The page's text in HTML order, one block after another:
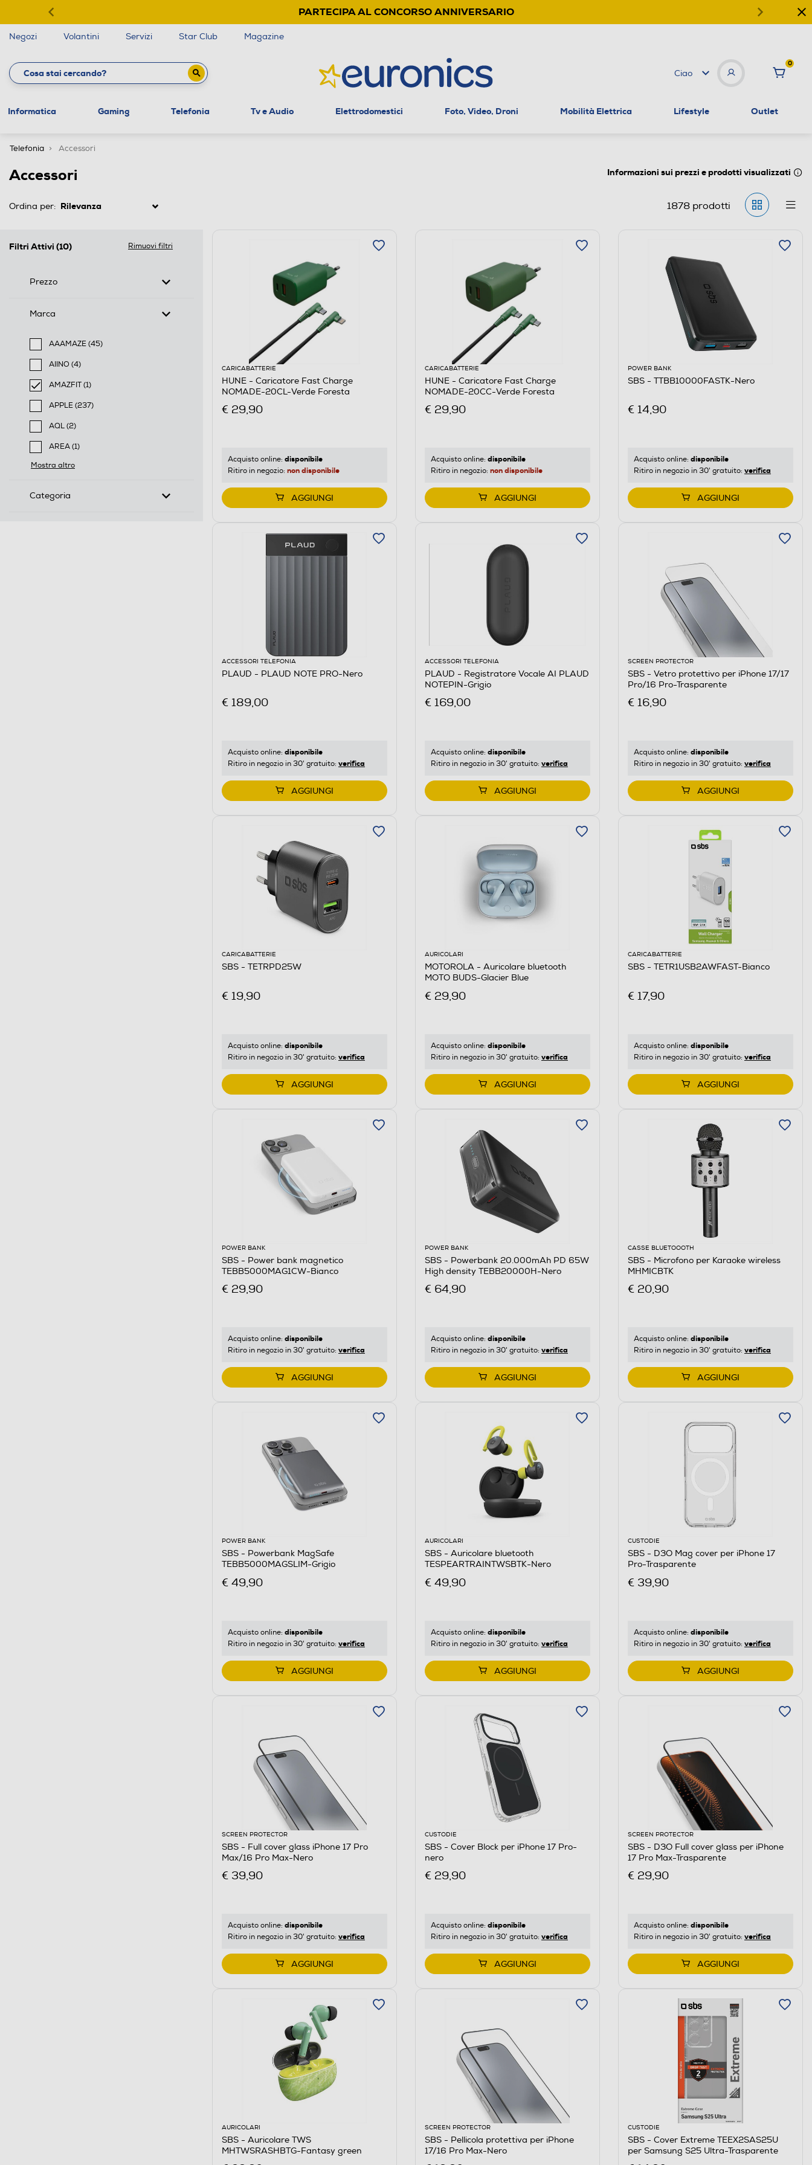
PARTECIPA AL CONCORSO ANNIVERSARIO
Negozi Volantini Servizi Star Club Magazine
Ciao
0
Informatica Gaming Telefonia Tv e Audio Elettrodomestici Foto, Video, Droni Mobilità Elettrica Lifestyle Outlet
Telefonia Accessori
Accessori Informazioni sui prezzi e prodotti visualizzati
Ordina per: 1878prodotti
Filtri Attivi (10) Rimuovi filtri
Prezzo
Marca
AAAMAZE (45)
Filtra per Marca: AAAMAZE
AIINO (4)
Filtra per Marca: AIINO
AMAZFIT (1)
selected Filtro applicato per Marca: AMAZFIT
APPLE (237)
Filtra per Marca: APPLE
AQL (2)
Filtra per Marca: AQL
AREA (1)
Filtra per Marca: AREA
Mostra altro
Categoria
CARICABATTERIE
HUNE - Caricatore Fast Charge
NOMADE-20CL-Verde Foresta
€ 29,90
Acquisto online: disponibile
Ritiro in negozio: non disponibile
AGGIUNGI
CARICABATTERIE
HUNE - Caricatore Fast Charge
NOMADE-20CC-Verde Foresta
€ 29,90
Acquisto online: disponibile
Ritiro in negozio: non disponibile
AGGIUNGI
POWER BANK
SBS - TTBB10000FASTK-Nero
€ 14,90
Acquisto online: disponibile
Ritiro in negozio in 30' gratuito: verifica
AGGIUNGI
ACCESSORI TELEFONIA
PLAUD - PLAUD NOTE PRO-Nero
€ 189,00
Acquisto online: disponibile
Ritiro in negozio in 30' gratuito: verifica
AGGIUNGI
ACCESSORI TELEFONIA
PLAUD - Registratore Vocale AI PLAUD
NOTEPIN-Grigio
€ 169,00
Acquisto online: disponibile
Ritiro in negozio in 30' gratuito: verifica
AGGIUNGI
SCREEN PROTECTOR
SBS - Vetro protettivo per iPhone 17/17
Pro/16 Pro-Trasparente
€ 16,90
Acquisto online: disponibile
Ritiro in negozio in 30' gratuito: verifica
AGGIUNGI
CARICABATTERIE
SBS - TETRPD25W
€ 19,90
Acquisto online: disponibile
Ritiro in negozio in 30' gratuito: verifica
AGGIUNGI
AURICOLARI
MOTOROLA - Auricolare bluetooth
MOTO BUDS-Glacier Blue
€ 29,90
Acquisto online: disponibile
Ritiro in negozio in 30' gratuito: verifica
AGGIUNGI
CARICABATTERIE
SBS - TETR1USB2AWFAST-Bianco
€ 17,90
Acquisto online: disponibile
Ritiro in negozio in 30' gratuito: verifica
AGGIUNGI
POWER BANK
SBS - Power bank magnetico
TEBB5000MAG1CW-Bianco
€ 29,90
Acquisto online: disponibile
Ritiro in negozio in 30' gratuito: verifica
AGGIUNGI
POWER BANK
SBS - Powerbank 20.000mAh PD 65W
High density TEBB20000H-Nero
€ 64,90
Acquisto online: disponibile
Ritiro in negozio in 30' gratuito: verifica
AGGIUNGI
CASSE BLUETOOOTH
SBS - Microfono per Karaoke wireless
MHMICBTK
€ 20,90
Acquisto online: disponibile
Ritiro in negozio in 30' gratuito: verifica
AGGIUNGI
POWER BANK
SBS - Powerbank MagSafe
TEBB5000MAGSLIM-Grigio
€ 49,90
Acquisto online: disponibile
Ritiro in negozio in 30' gratuito: verifica
AGGIUNGI
AURICOLARI
SBS - Auricolare bluetooth
TESPEARTRAINTWSBTK-Nero
€ 49,90
Acquisto online: disponibile
Ritiro in negozio in 30' gratuito: verifica
AGGIUNGI
CUSTODIE
SBS - D3O Mag cover per iPhone 17
Pro-Trasparente
€ 39,90
Acquisto online: disponibile
Ritiro in negozio in 30' gratuito: verifica
AGGIUNGI
SCREEN PROTECTOR
SBS - Full cover glass iPhone 17 Pro
Max/16 Pro Max-Nero
€ 39,90
Acquisto online: disponibile
Ritiro in negozio in 30' gratuito: verifica
AGGIUNGI
CUSTODIE
SBS - Cover Block per iPhone 17 Pro-
nero
€ 29,90
Acquisto online: disponibile
Ritiro in negozio in 30' gratuito: verifica
AGGIUNGI
SCREEN PROTECTOR
SBS - D3O Full cover glass per iPhone
17 Pro Max-Trasparente
€ 29,90
Acquisto online: disponibile
Ritiro in negozio in 30' gratuito: verifica
AGGIUNGI
AURICOLARI
SBS - Auricolare TWS
MHTWSRASHBTG-Fantasy green
SCREEN PROTECTOR
SBS - Pellicola protettiva per iPhone
17/16 Pro Max-Nero
CUSTODIE
SBS - Cover Extreme TEEX2SAS25U
per Samsung S25 Ultra-Trasparente